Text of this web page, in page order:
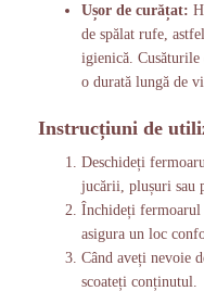
Ușor de curățat:
de spălat rufe,
igienică.
o durată lungă de
Instrucțiuni de
Deschideți
jucării, plușuri sau
Închideți
asigura un loc
Când aveți nevoie
scoateți conținutul.